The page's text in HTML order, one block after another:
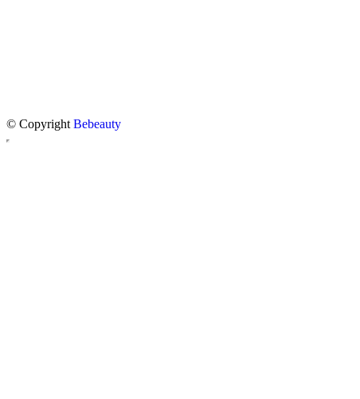
© Copyright Bebeauty